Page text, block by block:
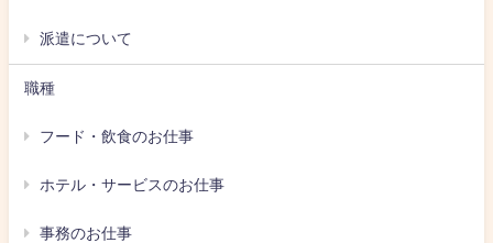
派遣について
職種
フード・飲食のお仕事
ホテル・サービスのお仕事
事務のお仕事